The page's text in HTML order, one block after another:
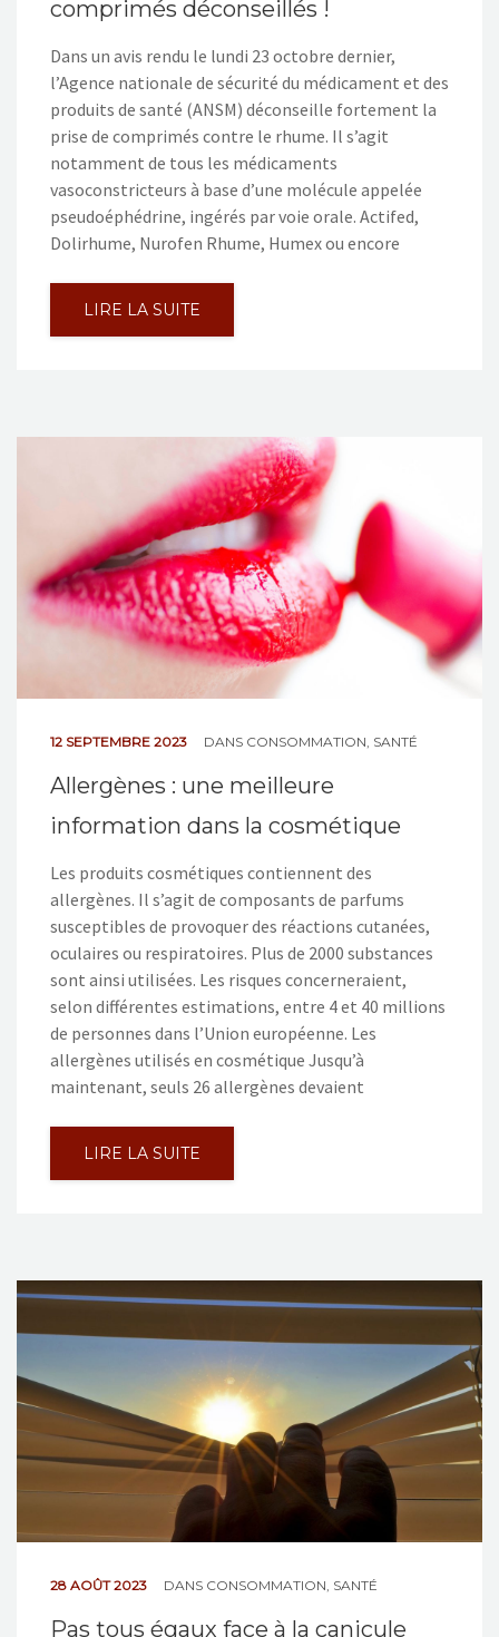
comprimés déconseillés !
Dans un avis rendu le lundi 23 octobre dernier,
l’Agence nationale de sécurité du médicament et des
produits de santé (ANSM) déconseille fortement la
prise de comprimés contre le rhume. Il s’agit
notamment de tous les médicaments
vasoconstricteurs à base d’une molécule appelée
pseudoéphédrine, ingérés par voie orale. Actifed,
Dolirhume, Nurofen Rhume, Humex ou encore
LIRE LA SUITE
12 SEPTEMBRE 2023 DANS CONSOMMATION SANTÉ
Allergènes : une meilleure
information dans la cosmétique
Les produits cosmétiques contiennent des
allergènes. Il s’agit de composants de parfums
susceptibles de provoquer des réactions cutanées,
oculaires ou respiratoires. Plus de 2000 substances
sont ainsi utilisées. Les risques concerneraient,
selon différentes estimations, entre 4 et 40 millions
de personnes dans l’Union européenne. Les
allergènes utilisés en cosmétique Jusqu’à
maintenant, seuls 26 allergènes devaient
LIRE LA SUITE
28 AOÛT 2023 DANS CONSOMMATION SANTÉ
Pas tous égaux face à la canicule